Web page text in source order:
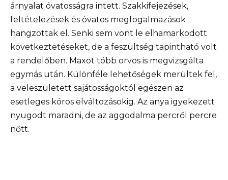
árnyalat óvatosságra intett. Szakkifejezések,
feltételezések és óvatos megfogalmazások
hangzottak el. Senki sem vont le elhamarkodott
következtetéseket, de a feszültség tapintható volt
a rendelőben. Maxot több orvos is megvizsgálta
egymás után. Különféle lehetőségek merültek fel,
a veleszületett sajátosságoktól egészen az
esetleges kóros elváltozásokig. Az anya igyekezett
nyugodt maradni, de az aggodalma percről percre
nőtt.